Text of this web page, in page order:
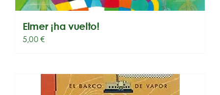
Elmer ¡ha vuelto!
5,00€